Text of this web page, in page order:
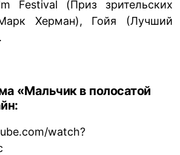
Festival (Приз зрительских
Херман), Гойя (Лучший
«Мальчик в полосатой
watch?